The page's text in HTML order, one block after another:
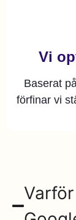
Vi
Baserat
förfinar vi